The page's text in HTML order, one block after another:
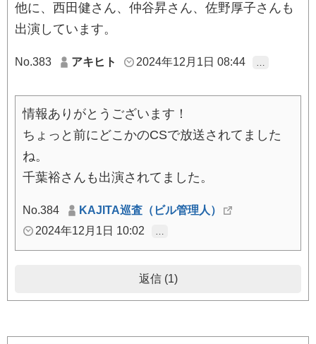
他に、西田健さん、仲谷昇さん、佐野厚子さんも
出演しています。
No.383 アキヒト 2024年12月1日 08:44
情報ありがとうございます！
ちょっと前にどこかのCSで放送されてました
ね。
千葉裕さんも出演されてました。
No.384
KAJITA巡査（ビル管理人）
2024年12月1日 10:02
返信 (1)